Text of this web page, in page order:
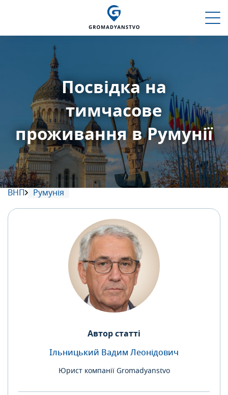
Посвідка на
тимчасове
проживання в Румунії
ВНП Румунія
Автор статті
Ільницький Вадим Леонідович
Юрист компанії Gromadyanstvo